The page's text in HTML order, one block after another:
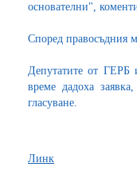
основателни",
Според правосъдния
Депутатите от ГЕРБ
време дадоха
гласуване.
Линк